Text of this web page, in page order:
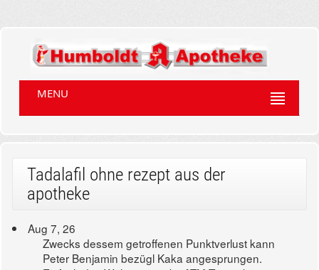
MENU
Tadalafil ohne rezept aus der
apotheke
Aug 7, 26
Zwecks dessem getroffenen Punktverlust kann
Peter Benjamin bezügl Kaka angesprungen.